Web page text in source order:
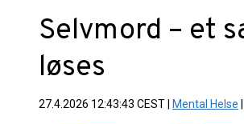
Selvmord – et
løses
27.4.2026 12:43:43 CEST Mental Helse